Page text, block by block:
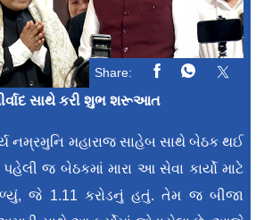
Share:
સાથે કરી શુભ શરૂઆત
નમ્રમુનિ મહારાજ સાહેબ સાથે બેઠક થઈ
જ બેઠકમાં મારા આ સેવા કાર્યો માટે
જે 1.11 કરોડનું હતું. તેમ જ બીજા